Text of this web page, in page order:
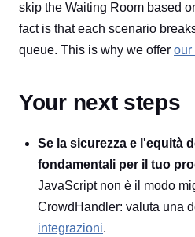
skip the Waiting Room based
fact is that each scenario
queue. This is why we offer our
Your next steps
Se la sicurezza e l'equità
fondamentali per il tuo
JavaScript non è il modo
CrowdHandler: valuta una
integrazioni.